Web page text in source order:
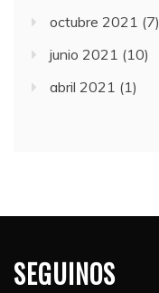
octubre 2021 (7)
junio 2021 (10)
abril 2021 (1)
SEGUINOS